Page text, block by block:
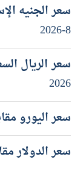
8-2026
2026
سعر اليورو مقابل
سعر الدولار مقابل